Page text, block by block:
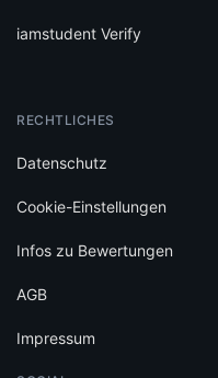
iamstudent Verify
RECHTLICHES
Datenschutz
Cookie-Einstellungen
Infos zu Bewertungen
AGB
Impressum